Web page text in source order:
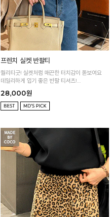
프렌치 실켓 반팔티
퀄리티굿! 실켓처럼 매끈한 터치감이 돋보여요
데일리하게 입기 좋은 반팔 티셔츠!
5년째 주문폭주! 재구매폭주!
28,000원